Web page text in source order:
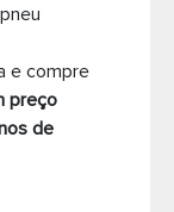
e compre
preço
de